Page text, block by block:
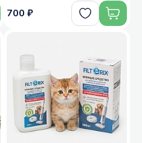
700 ₽